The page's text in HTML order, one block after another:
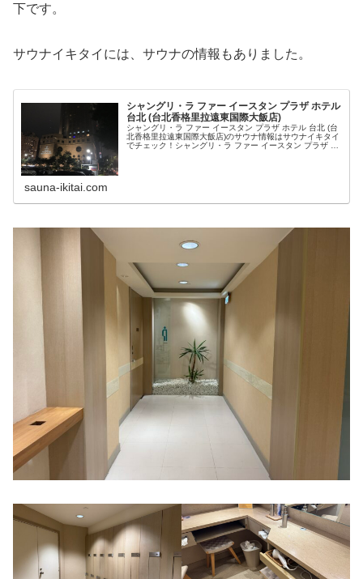
下です。
サウナイキタイには、サウナの情報もありました。
シャングリ・ラ ファー イースタン プラザ ホテル
台北 (台北香格里拉遠東国際大飯店)
シャングリ・ラ ファー イースタン プラザ ホテル 台北 (台
北香格里拉遠東国際大飯店)のサウナ情報はサウナイキタイ
でチェック！シャングリ・ラ ファー イースタン プラザ ホ
sauna-ikitai.com